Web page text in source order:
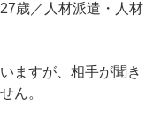
歳／人材派遣・人材
ますが、相手が聞き
ん。